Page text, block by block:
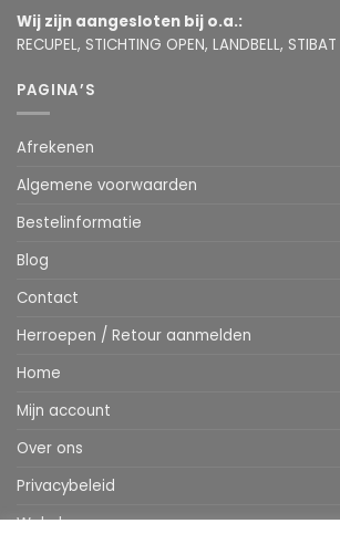
Wij zijn aangesloten bij o.a.:
RECUPEL, STICHTING OPEN, LANDBELL,
PAGINA’S
Afrekenen
Algemene voorwaarden
Bestelinformatie
Blog
Contact
Herroepen / Retour aanmelden
Home
Mijn account
Over ons
Privacybeleid
Webshop